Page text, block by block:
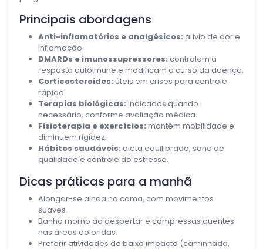
Principais abordagens
Anti-inflamatórios e analgésicos: alívio de dor e
inflamação.
DMARDs e imunossupressores: controlam a
resposta autoimune e modificam o curso da doença.
Corticosteroides: úteis em crises para controle
rápido.
Terapias biológicas: indicadas quando
necessário, conforme avaliação médica.
Fisioterapia e exercícios: mantêm mobilidade e
diminuem rigidez.
Hábitos saudáveis: dieta equilibrada, sono de
qualidade e controle do estresse.
Dicas práticas para a manhã
Alongar-se ainda na cama, com movimentos
suaves.
Banho morno ao despertar e compressas quentes
nas áreas doloridas.
Preferir atividades de baixo impacto (caminhada,